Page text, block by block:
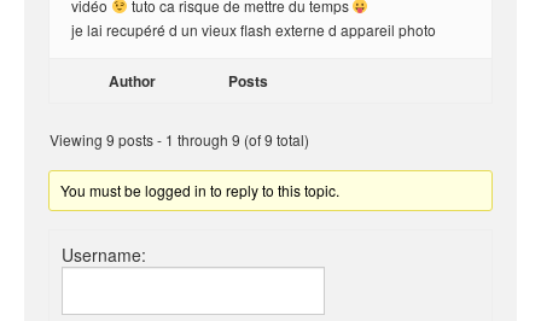
vidéo
tuto ca risque de mettre du temps
je lai recupéré d un vieux flash externe d appareil photo
Author Posts
Viewing 9 posts - 1 through 9 (of 9 total)
You must be logged in to reply to this topic.
Username: